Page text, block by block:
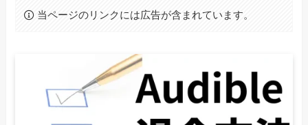
当ページのリンクには広告が含まれています。